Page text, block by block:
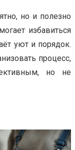
но и полезно
избавиться
уют и порядок.
процесс,
но не